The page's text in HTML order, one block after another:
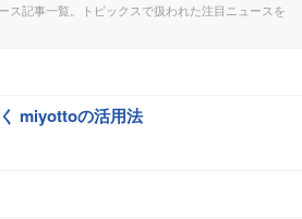
ス記事一覧。トピックスで扱われた注目ニュースを
miyottoの活用法